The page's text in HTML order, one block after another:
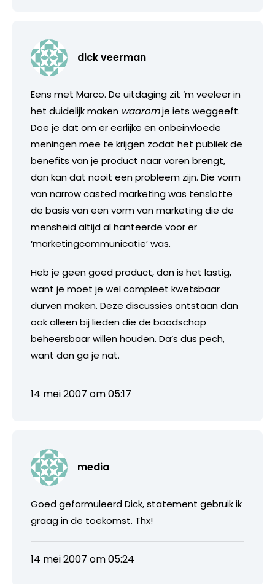
dick veerman
Eens met Marco. De uitdaging zit ‘m veeleer in
het duidelijk maken waaromje iets weggeeft.
Doe je dat om er eerlijke en onbeinvloede
meningen mee te krijgen zodat het publiek de
benefits van je product naar voren brengt,
dan kan dat nooit een probleem zijn. Die vorm
van narrow casted marketing was tenslotte
de basis van een vorm van marketing die de
mensheid altijd al hanteerde voor er
‘marketingcommunicatie’ was.
Heb je geen goed product, dan is het lastig,
want je moet je wel compleet kwetsbaar
durven maken. Deze discussies ontstaan dan
ook alleen bij lieden die de boodschap
beheersbaar willen houden. Da’s dus pech,
want dan ga je nat.
14 mei 2007 om 05:17
media
Goed geformuleerd Dick, statement gebruik ik
graag in de toekomst. Thx!
14 mei 2007 om 05:24